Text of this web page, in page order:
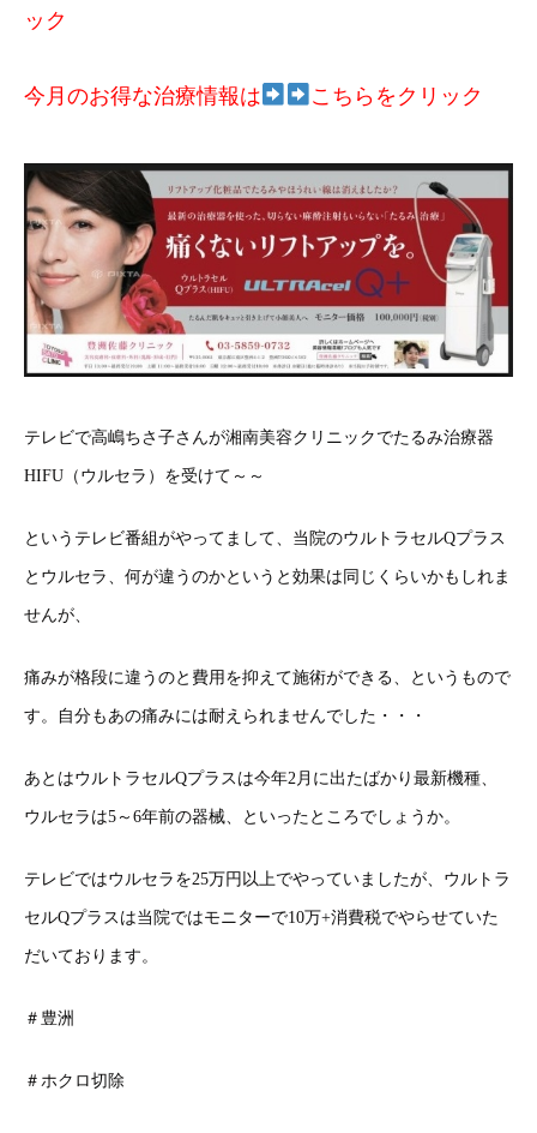
ック
今月のお得な治療情報は こちらをクリック
テレビで高嶋ちさ子さんが湘南美容クリニックでたるみ治療器
HIFU（ウルセラ）を受けて～～
というテレビ番組がやってまして、当院のウルトラセルQプラス
とウルセラ、何が違うのかというと効果は同じくらいかもしれま
せんが、
痛みが格段に違うのと費用を抑えて施術ができる、というもので
す。自分もあの痛みには耐えられませんでした・・・
あとはウルトラセルQプラスは今年2月に出たばかり最新機種、
ウルセラは5～6年前の器械、といったところでしょうか。
テレビではウルセラを25万円以上でやっていましたが、ウルトラ
セルQプラスは当院ではモニターで10万+消費税でやらせていた
だいております。
＃豊洲
＃ホクロ切除